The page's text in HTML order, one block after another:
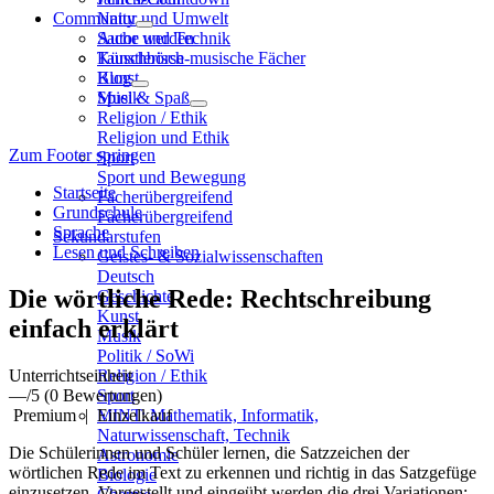
Natur und Umwelt
Sache und Technik
Künstlerisch-musische Fächer
Kunst
Musik
Religion / Ethik
Religion und Ethik
Sport
Sport und Bewegung
Fächerübergreifend
Fächerübergreifend
Sekundarstufen
Geistes- & Sozialwissenschaften
Deutsch
Geschichte
Kunst
Musik
Politik / SoWi
Religion / Ethik
Sport
MINT: Mathematik, Informatik,
Naturwissenschaft, Technik
Astronomie
Biologie
Community
Autor werden
Tauschbörse
Blog
Spiel & Spaß
Zum Footer springen
Startseite
Grundschule
Sprache
Lesen und Schreiben
Die wörtliche Rede: Rechtschreibung
einfach erklärt
Unterrichtseinheit
—/5 (0 Bewertungen)
Premium| Einzelkauf
Die Schülerinnen und Schüler lernen, die Satzzeichen der
wörtlichen Rede im Text zu erkennen und richtig in das Satzgefüge